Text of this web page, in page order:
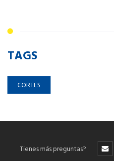
TAGS
CORTES
Tienes más preguntas?